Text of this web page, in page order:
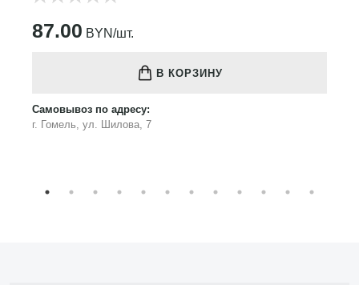
87.00 BYN/шт.
В КОРЗИНУ
Самовывоз по адресу:
г. Гомель, ул. Шилова, 7